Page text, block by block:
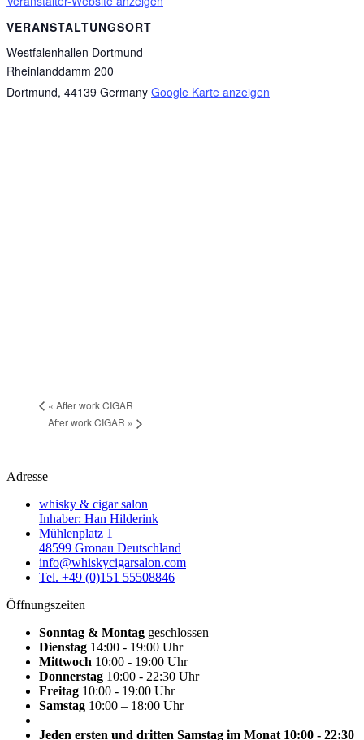
VERANSTALTUNGSORT
Westfalenhallen Dortmund
Rheinlanddamm 200
Dortmund, 44139 Germany Google Karte anzeigen
« After work CIGAR
After work CIGAR »
Adresse
whisky & cigar salon
Inhaber: Han Hilderink
Mühlenplatz 1
48599 Gronau Deutschland
info@whiskycigarsalon.com
Tel. +49 (0)151 55508846
Öffnungszeiten
Sonntag & Montag geschlossen
Dienstag 14:00 - 19:00 Uhr
Mittwoch 10:00 - 19:00 Uhr
Donnerstag 10:00 - 22:30 Uhr
Freitag 10:00 - 19:00 Uhr
Samstag 10:00 – 18:00 Uhr
Jeden ersten und dritten Samstag im Monat 10:00 - 22:30